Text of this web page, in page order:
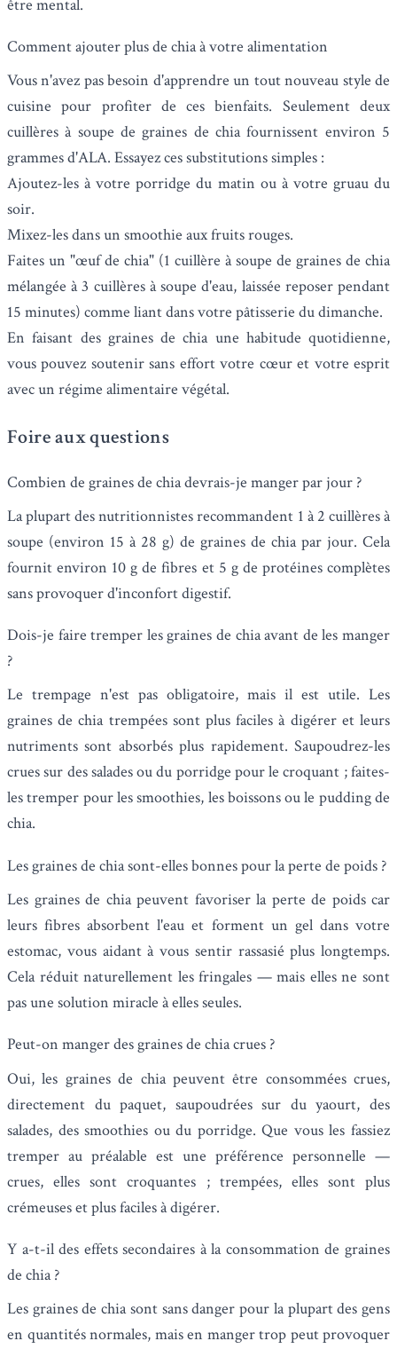
être mental.
Comment ajouter plus de chia à votre alimentation
Vous n'avez pas besoin d'apprendre un tout nouveau style de
cuisine pour profiter de ces bienfaits. Seulement deux
cuillères à soupe de graines de chia fournissent environ 5
grammes d'ALA. Essayez ces substitutions simples :
Ajoutez-les à votre porridge du matin ou à votre gruau du
soir.
Mixez-les dans un smoothie aux fruits rouges.
Faites un "œuf de chia" (1 cuillère à soupe de graines de chia
mélangée à 3 cuillères à soupe d'eau, laissée reposer pendant
15 minutes) comme liant dans votre pâtisserie du dimanche.
En faisant des graines de chia une habitude quotidienne,
vous pouvez soutenir sans effort votre cœur et votre esprit
avec un régime alimentaire végétal.
Foire aux questions
Combien de graines de chia devrais-je manger par jour ?
La plupart des nutritionnistes recommandent 1 à 2 cuillères à
soupe (environ 15 à 28 g) de graines de chia par jour. Cela
fournit environ 10 g de fibres et 5 g de protéines complètes
sans provoquer d'inconfort digestif.
Dois-je faire tremper les graines de chia avant de les manger
?
Le trempage n'est pas obligatoire, mais il est utile. Les
graines de chia trempées sont plus faciles à digérer et leurs
nutriments sont absorbés plus rapidement. Saupoudrez-les
crues sur des salades ou du porridge pour le croquant ; faites-
les tremper pour les smoothies, les boissons ou le pudding de
chia.
Les graines de chia sont-elles bonnes pour la perte de poids ?
Les graines de chia peuvent favoriser la perte de poids car
leurs fibres absorbent l'eau et forment un gel dans votre
estomac, vous aidant à vous sentir rassasié plus longtemps.
Cela réduit naturellement les fringales — mais elles ne sont
pas une solution miracle à elles seules.
Peut-on manger des graines de chia crues ?
Oui, les graines de chia peuvent être consommées crues,
directement du paquet, saupoudrées sur du yaourt, des
salades, des smoothies ou du porridge. Que vous les fassiez
tremper au préalable est une préférence personnelle —
crues, elles sont croquantes ; trempées, elles sont plus
crémeuses et plus faciles à digérer.
Y a-t-il des effets secondaires à la consommation de graines
de chia ?
Les graines de chia sont sans danger pour la plupart des gens
en quantités normales, mais en manger trop peut provoquer